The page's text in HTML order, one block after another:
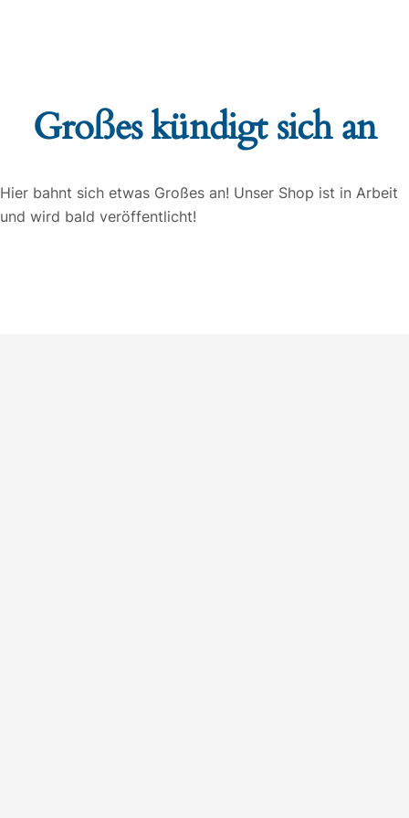
Großes kündigt sich an
Hier bahnt sich etwas Großes an! Unser Shop ist in Arbeit
und wird bald veröffentlicht!